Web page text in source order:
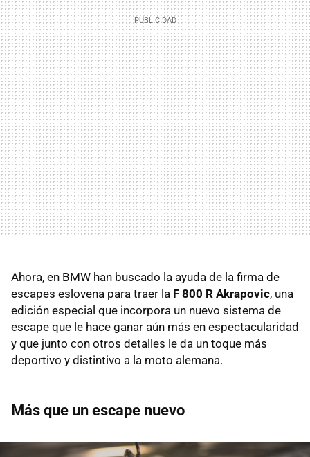
Ahora, en BMW han buscado la ayuda de la firma de
escapes eslovena para traer la F 800 R Akrapovic, una
edición especial que incorpora un nuevo sistema de
escape que le hace ganar aún más en espectacularidad
y que junto con otros detalles le da un toque más
deportivo y distintivo a la moto alemana.
Más que un escape nuevo